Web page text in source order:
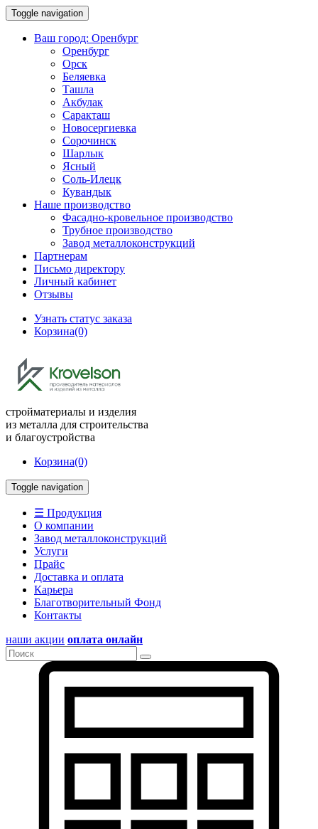
Toggle navigation
Ваш город: Оренбург
Оренбург
Орск
Беляевка
Ташла
Акбулак
Саракташ
Новосергиевка
Сорочинск
Шарлык
Ясный
Соль-Илецк
Кувандык
Наше производство
Фасадно-кровельное производство
Трубное производство
Завод металлоконструкций
Партнерам
Письмо директору
Личный кабинет
Отзывы
Узнать статус заказа
Корзина(0)
стройматериалы и изделия
из металла для строительства
и благоустройства
Корзина(0)
Toggle navigation
☰ Продукция
О компании
Завод металлоконструкций
Услуги
Прайс
Доставка и оплата
Карьера
Благотворительный Фонд
Контакты
наши акции оплата онлайн